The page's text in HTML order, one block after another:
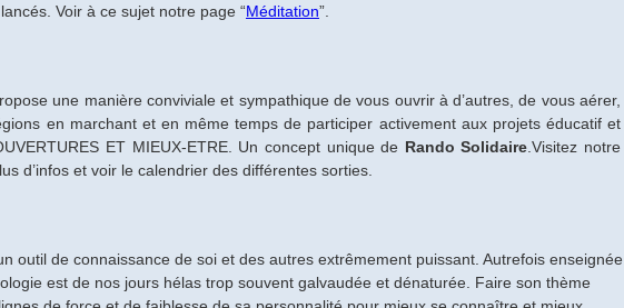
Voir à ce sujet notre page “Méditation”.
une manière conviviale et sympathique de vous ouvrir à d’autres, de vous aérer,
en marchant et en même temps de participer activement aux projets éducatif et
ET MIEUX-ETRE. Un concept unique de Rando Solidaire .Visitez notre
d’infos et voir le calendrier des différentes sorties.
outil de connaissance de soi et des autres extrêmement puissant. Autrefois enseignée
est de nos jours hélas trop souvent galvaudée et dénaturée. Faire son thème